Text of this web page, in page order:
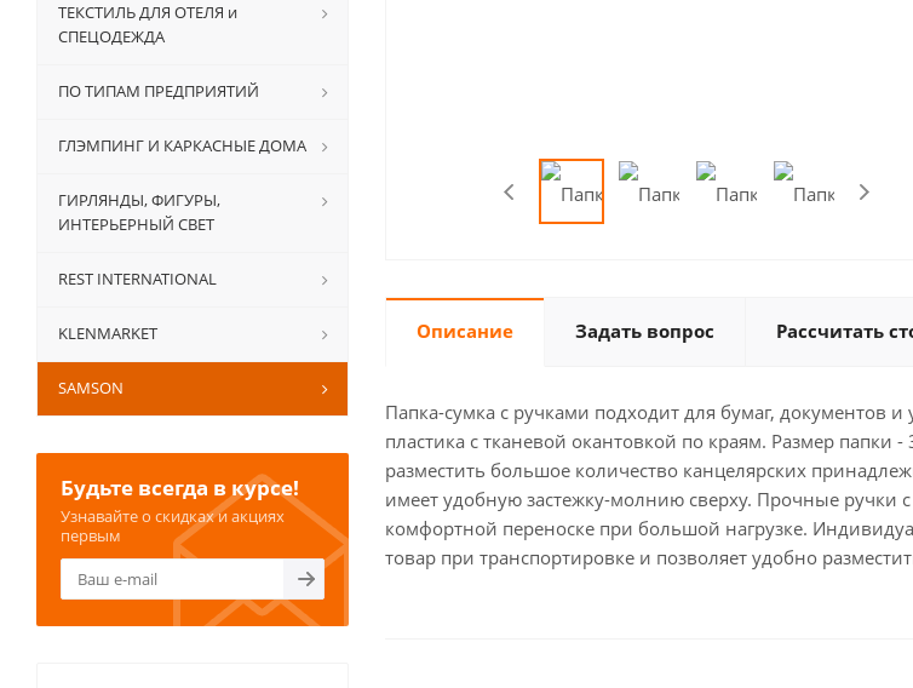
Описание Задать вопрос Рассчитать
Папка-сумка с ручками подходит для бумаг, документов
пластика с тканевой окантовкой по краям. Размер
разместить большое количество канцелярских
имеет удобную застежку-молнию сверху. Прочные ручки
комфортной переноске при большой нагрузке.
товар при транспортировке и позволяет удобно
ТЕКСТИЛЬ ДЛЯ ОТЕЛЯ и
СПЕЦОДЕЖДА
ПО ТИПАМ ПРЕДПРИЯТИЙ
ГЛЭМПИНГ И КАРКАСНЫЕ ДОМА
ГИРЛЯНДЫ, ФИГУРЫ,
ИНТЕРЬЕРНЫЙ СВЕТ
REST INTERNATIONAL
KLENMARKET
SAMSON
Будьте всегда в курсе!
Узнавайте о скидках и акциях
первым